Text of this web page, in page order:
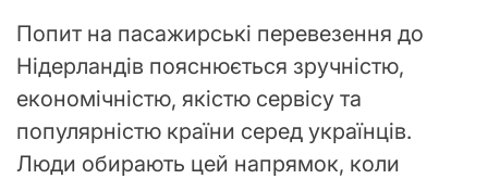
Попит на пасажирські перевезення до
Нідерландів пояснюється зручністю,
економічністю, якістю сервісу та
популярністю країни серед українців.
Люди обирають цей напрямок, коли